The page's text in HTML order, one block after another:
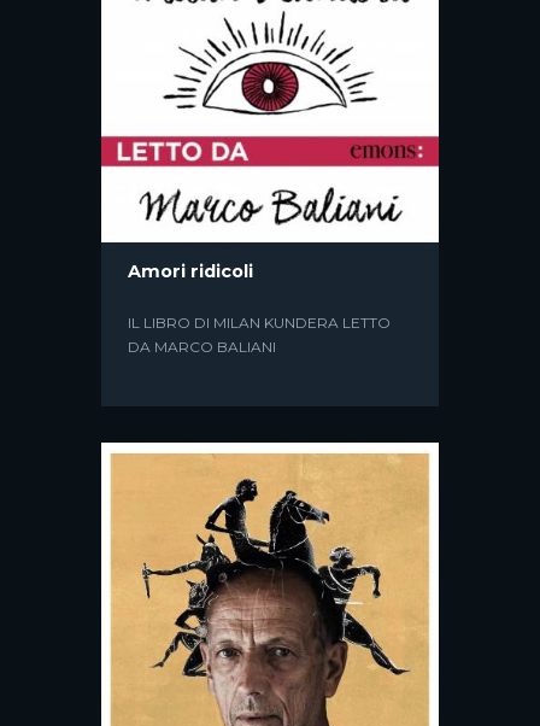
Amori ridicoli
IL LIBRO DI MILAN KUNDERA LETTO
DA MARCO BALIANI
L’ATTORE NELLA CASA DI
CRISTALLO
LA RIAPERTURA DEL TEATRO DI
ANCONA